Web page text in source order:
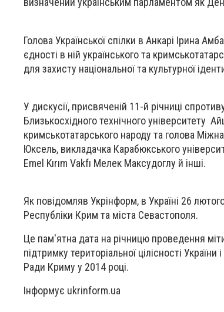
Голова Української спілки в Анкарі Ірина
єдності в ній українського та
для захисту національної та культурної
У дискусії, присвяченій 11-й річниці
Близькосхідного технічного університету
кримськотатарського народу та голова
Юксель, викладачка Карабюкського
Emel Kırım Vakfı Мелек Максудоглу й інші.
Як повідомляв Укрінформ, в Україні 26
Республіки Крим та міста Севастополя.
Це пам'ятна дата на річницю проведення
підтримку територіальної цілісності
Ради Криму у 2014 році.
Інформує ukrinform.ua